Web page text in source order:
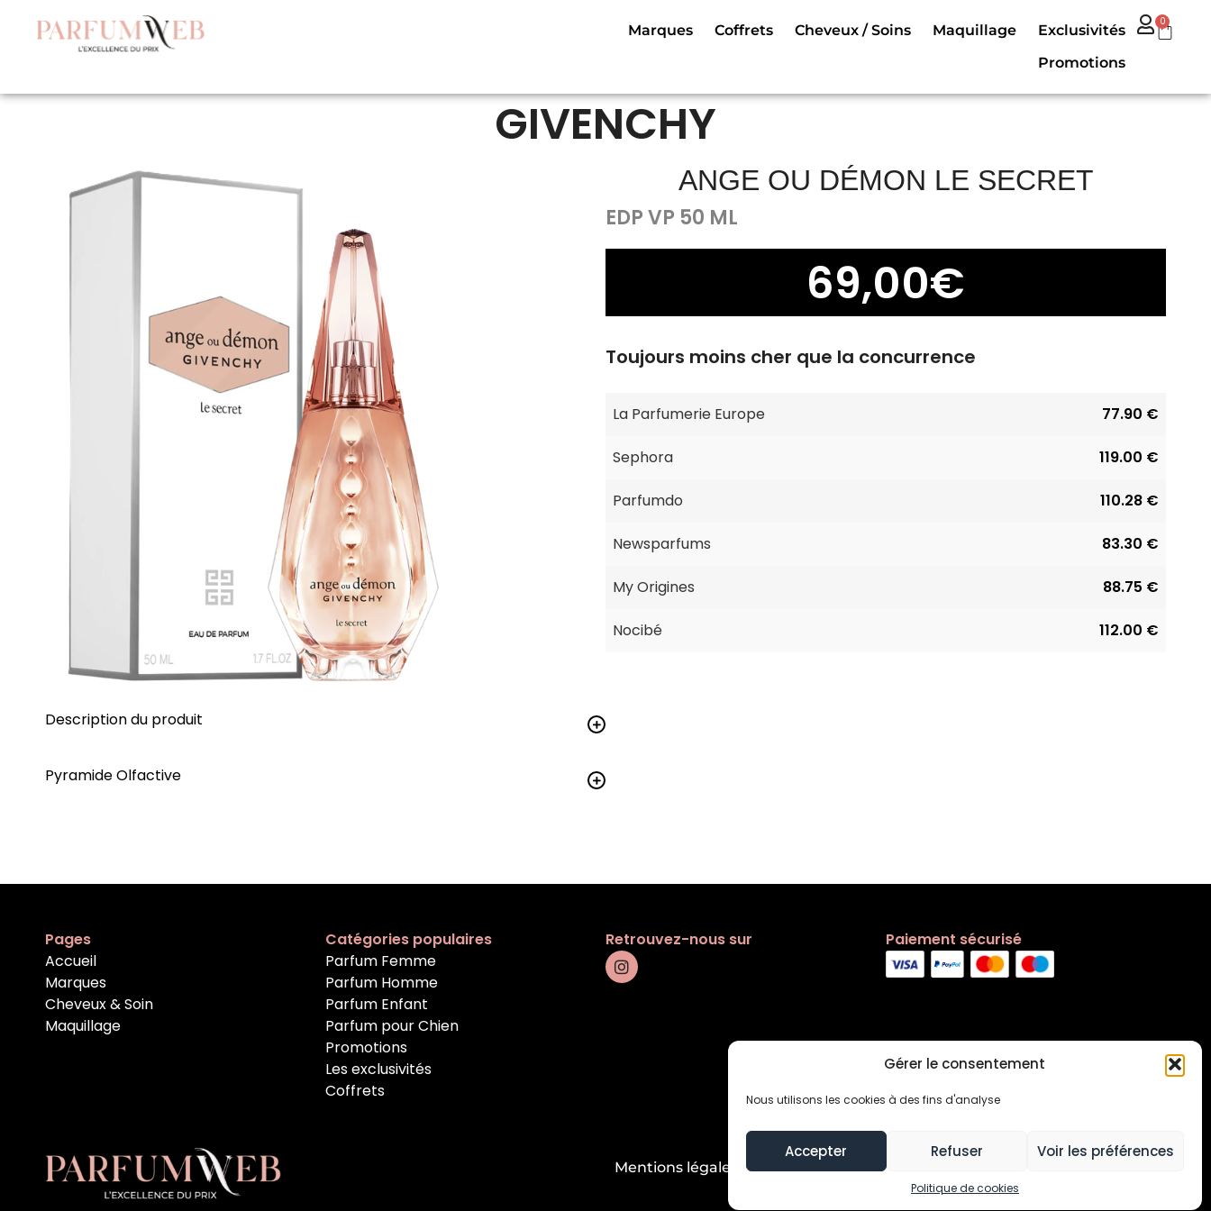
Gérer le consentement
Nous utilisons les cookies à des fins d'analyse
Accepter Refuser Voir les préférences
Politique de cookies
Marques Coffrets Cheveux / Soins Maquillage
Exclusivités
Promotions
0
GIVENCHY
Description du produit
Pyramide Olfactive
ANGE OU DÉMON LE SECRET
EDP VP 50 ML
69,00€
Toujours moins cher que la concurrence
La Parfumerie Europe 77.90 €
Sephora 119.00 €
Parfumdo 110.28 €
Newsparfums 83.30 €
My Origines 88.75 €
Nocibé 112.00 €
Pages
Accueil
Marques
Cheveux & Soin
Maquillage
Catégories populaires
Parfum Femme
Parfum Homme
Parfum Enfant
Parfum pour Chien
Promotions
Les exclusivités
Coffrets
Retrouvez-nous sur Paiement sécurisé
Mentions légales Conditions générales